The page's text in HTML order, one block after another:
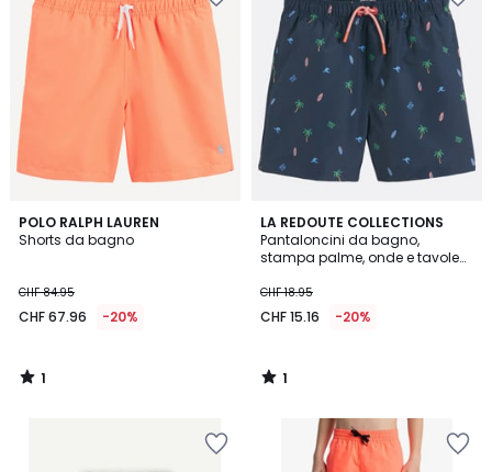
POLO RALPH LAUREN
Shorts da bagno
CHF 84.95
CHF 67.96 -20%
1
/
1
/
LA REDOUTE COLLECTIONS
Pantaloncini da bagno,
stampa palme, onde e tavole
CHF 18.95
CHF 15.16 -20%
1
/
5
1
/